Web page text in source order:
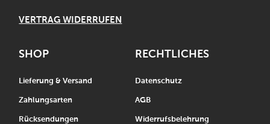
VERTRAG WIDERRUFEN
SHOP
Lieferung & Versand
Zahlungsarten
Rücksendungen
RECHTLICHES
Datenschutz
AGB
Widerrufsbelehrung